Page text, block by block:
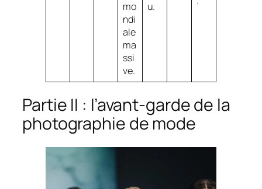
mo
ndi
ale
ma
ssi
ve.
u.
Partie II : l’avant-garde de la
photographie de mode